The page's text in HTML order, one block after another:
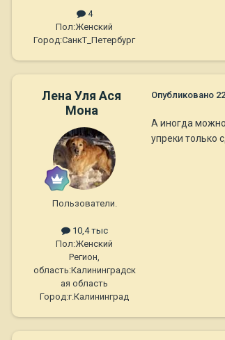
4
Пол:Женский
Город:СанкТ_Петербург
Лена Уля Ася
Мона
Пользователи.
10,4 тыс
Пол:Женский
Регион,
область:Калининградск
ая область
Город:г.Калининград
Опубликовано
А иногда
упреки только